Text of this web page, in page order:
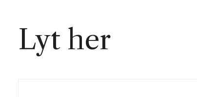
Lyt her